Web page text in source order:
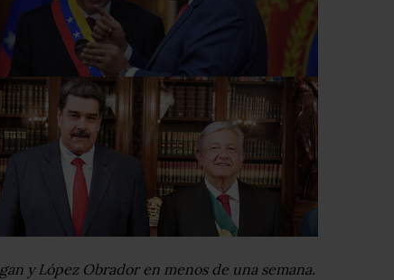
y López Obrador en menos de una semana.